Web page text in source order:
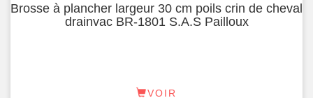
Brosse à plancher largeur 30 cm poils crin de cheval
drainvac BR-1801 S.A.S Pailloux
VOIR